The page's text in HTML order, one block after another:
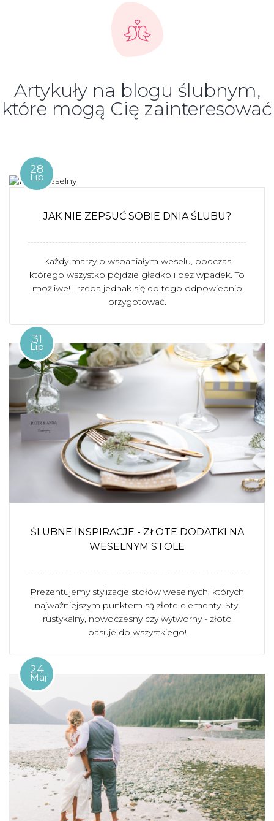
Artykuły na blogu ślubnym,
które mogą Cię zainteresować
28
Lip
JAK NIE ZEPSUĆ SOBIE DNIA ŚLUBU?
Każdy marzy o wspaniałym weselu, podczas
którego wszystko pójdzie gładko i bez wpadek. To
możliwe! Trzeba jednak się do tego odpowiednio
przygotować.
31
Lip
ŚLUBNE INSPIRACJE - ZŁOTE DODATKI NA
WESELNYM STOLE
Prezentujemy stylizacje stołów weselnych, których
najważniejszym punktem są złote elementy. Styl
rustykalny, nowoczesny czy wytworny - złoto
pasuje do wszystkiego!
24
Maj